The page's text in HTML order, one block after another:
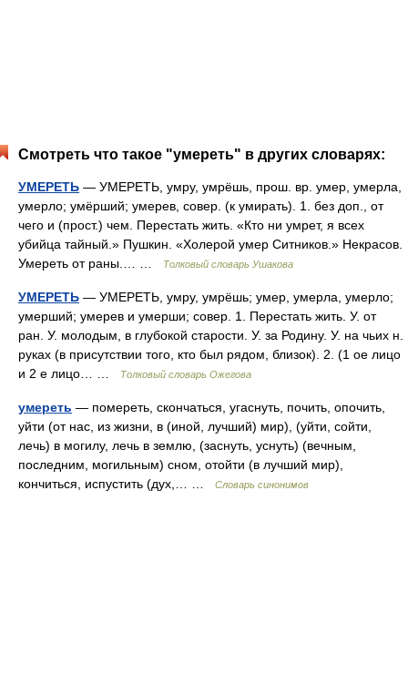
Смотреть что такое "умереть" в других словарях:
УМЕРЕТЬ — УМЕРЕТЬ, умру, умрёшь, прош. вр. умер, умерла,
умерло; умёрший; умерев, совер. (к умирать). 1. без доп., от
чего и (прост.) чем. Перестать жить. «Кто ни умрет, я всех
убийца тайный.» Пушкин. «Холерой умер Ситников.» Некрасов.
Умереть от раны.… …
Толковый словарь Ушакова
УМЕРЕТЬ — УМЕРЕТЬ, умру, умрёшь; умер, умерла, умерло;
умерший; умерев и умерши; совер. 1. Перестать жить. У. от
ран. У. молодым, в глубокой старости. У. за Родину. У. на чьих н.
руках (в присутствии того, кто был рядом, близок). 2. (1 ое лицо
и 2 е лицо… …
Толковый словарь Ожегова
умереть — помереть, скончаться, угаснуть, почить, опочить,
уйти (от нас, из жизни, в (иной, лучший) мир), (уйти, сойти,
лечь) в могилу, лечь в землю, (заснуть, уснуть) (вечным,
последним, могильным) сном, отойти (в лучший мир),
кончиться, испустить (дух,… …
Словарь синонимов